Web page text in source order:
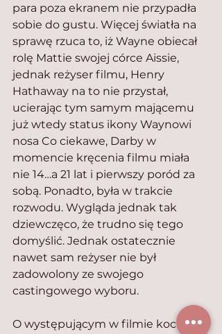
para poza ekranem nie przypadła
sobie do gustu. Więcej światła na
sprawę rzuca to, iż Wayne obiecał
rolę Mattie swojej córce Aissie,
jednak reżyser filmu, Henry
Hathaway na to nie przystał,
ucierając tym samym mającemu
już wtedy status ikony Waynowi
nosa Co ciekawe, Darby w
momencie kręcenia filmu miała
nie 14…a 21 lat i pierwszy poród za
sobą. Ponadto, była w trakcie
rozwodu. Wygląda jednak tak
dziewczęco, że trudno się tego
domyślić. Jednak ostatecznie
nawet sam reżyser nie był
zadowolony ze swojego
castingowego wyboru.
O występującym w filmie kocie